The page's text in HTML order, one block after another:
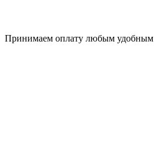
Принимаем оплату любым удобным